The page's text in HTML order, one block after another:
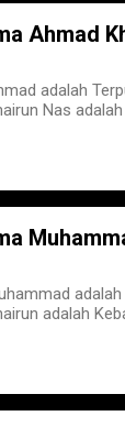
Ahmad
adalah
Nas
adalah